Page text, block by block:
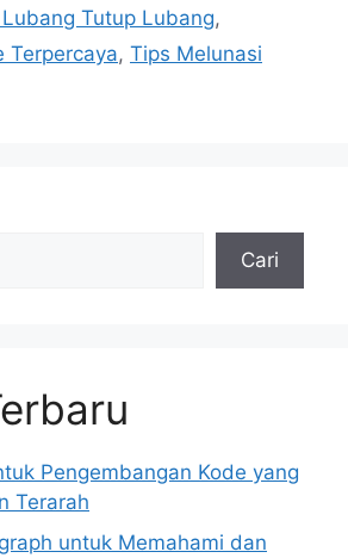
Tutup Lubang,
Terpercaya, Tips Melunasi
Cari
Pengembangan Kode yang
Terarah
untuk Memahami dan